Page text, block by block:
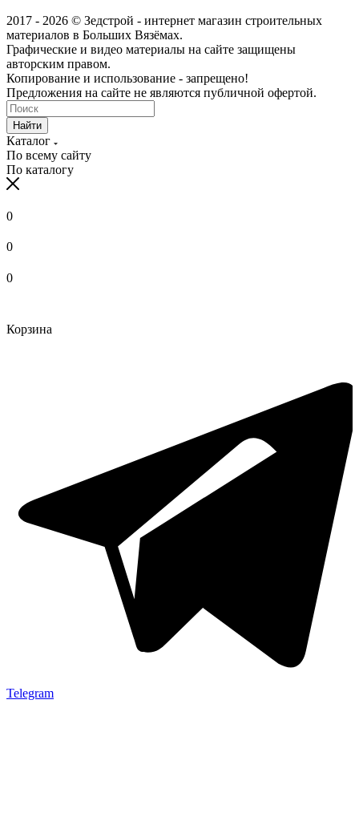
2017 - 2026 © Зедстрой - интернет магазин строительных
материалов в Больших Вязёмах.
Графические и видео материалы на сайте защищены
авторским правом.
Копирование и использование - запрещено!
Предложения на сайте не являются публичной офертой.
Найти
Каталог
По всему сайту
По каталогу
0
0
0
Корзина
Telegram